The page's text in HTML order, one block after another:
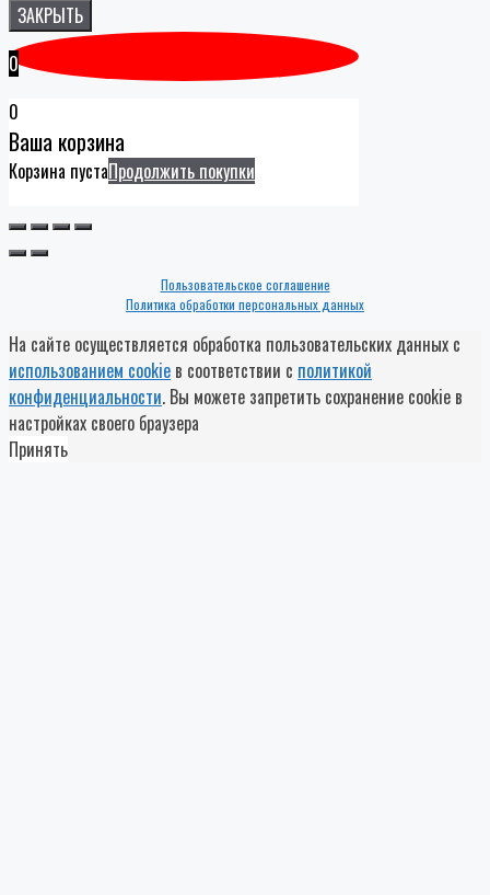
ЗАКРЫТЬ
0
0
Ваша корзина
Корзина пустаПродолжить покупки
Пользовательское соглашение
Политика обработки персональных данных
На сайте осуществляется обработка пользовательских данных с
использованием cookie в соответствии с политикой
конфиденциальности. Вы можете запретить сохранение cookie в
настройках своего браузера
Принять